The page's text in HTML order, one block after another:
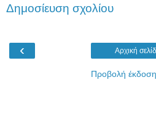
Δημοσίευση σχολίου
‹ Αρχική
Προβολή